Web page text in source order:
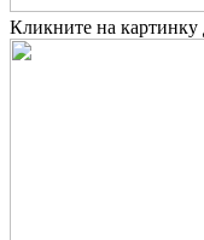
Кликните на картинку